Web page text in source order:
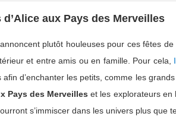
aux Pays des Merveilles
plutôt houleuses pour ces fêtes
et entre amis ou en famille. Pour cela,
d’enchanter les petits, comme les
Pays des Merveilles et les explorateurs en
s’immiscer dans les univers plus que